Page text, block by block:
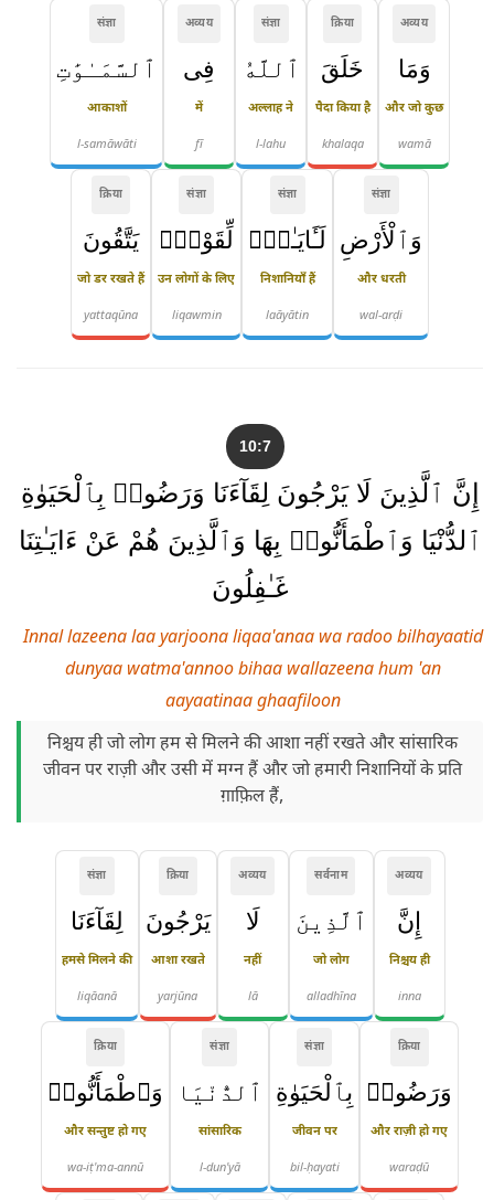
अव्यय
وَمَا
और जो कुछ
wamā
क्रिया
خَلَقَ
पैदा किया है
khalaqa
संज्ञा
ٱللَّهُ
अल्लाह ने
l-lahu
अव्यय
فِى
में
fī
संज्ञा
ٱلسَّمَـٰوَٰتِ
आकाशों
l-samāwāti
संज्ञा
وَٱلْأَرْضِ
और धरती
wal-arḍi
संज्ञा
لَـَٔايَـٰتٍۢ
निशानियाँ हैं
laāyātin
संज्ञा
لِّقَوْمٍۢ
उन लोगों के लिए
liqawmin
क्रिया
يَتَّقُونَ
जो डर रखते हैं
yattaqūna
10:7
إِنَّ ٱلَّذِينَ لَا يَرْجُونَ لِقَآءَنَا وَرَضُوا۟ بِٱلْحَيَوٰةِ
ٱلدُّنْيَا وَٱطْمَأَنُّوا۟ بِهَا وَٱلَّذِينَ هُمْ عَنْ ءَايَـٰتِنَا
غَـٰفِلُونَ
Innal lazeena laa yarjoona liqaa'anaa wa radoo bilhayaatid
dunyaa watma'annoo bihaa wallazeena hum 'an
aayaatinaa ghaafiloon
निश्चय ही जो लोग हम से मिलने की आशा नहीं रखते और सांसारिक
जीवन पर राज़ी और उसी में मग्न हैं और जो हमारी निशानियों के प्रति
ग़ाफ़िल हैं,
अव्यय
إِنَّ
निश्चय ही
inna
सर्वनाम
ٱلَّذِينَ
जो लोग
alladhīna
अव्यय
لَا
नहीं
lā
क्रिया
يَرْجُونَ
आशा रखते
yarjūna
संज्ञा
لِقَآءَنَا
हमसे मिलने की
liqāanā
क्रिया
وَرَضُوا۟
और राज़ी हो गए
waraḍū
संज्ञा
بِٱلْحَيَوٰةِ
जीवन पर
bil-ḥayati
संज्ञा
ٱلدُّنْيَا
सांसारिक
l-dun'yā
क्रिया
وَٱطْمَأَنُّوا۟
और सन्तुष्ट हो गए
wa-iṭ'ma-annū